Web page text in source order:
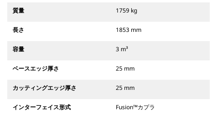
質量 1759 kg
長さ 1853 mm
容量 3 m³
ベースエッジ厚さ 25 mm
カッティングエッジ厚さ 25 mm
インターフェイス形式 Fusion™カプラ